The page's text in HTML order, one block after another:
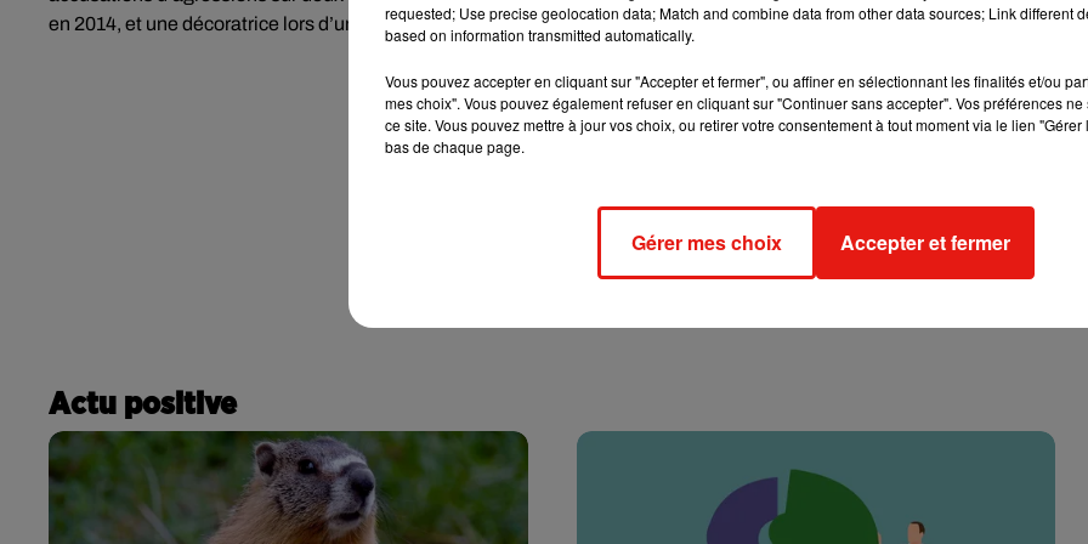
en 2014, et une décoratrice lors d’un tournage en septembre 2021.
Actu positive
requested; Use precise geolocation data; Match and combine data from other data sources; Link different
based on information transmitted automatically.
Vous pouvez accepter en cliquant sur "Accepter et fermer", ou affiner en sélectionnant les finalités et/ou
mes choix". Vous pouvez également refuser en cliquant sur "Continuer sans accepter". Vos préférences
ce site. Vous pouvez mettre à jour vos choix, ou retirer votre consentement à tout moment via le lien
bas de chaque page.
Gérer mes choix Accepter et fermer